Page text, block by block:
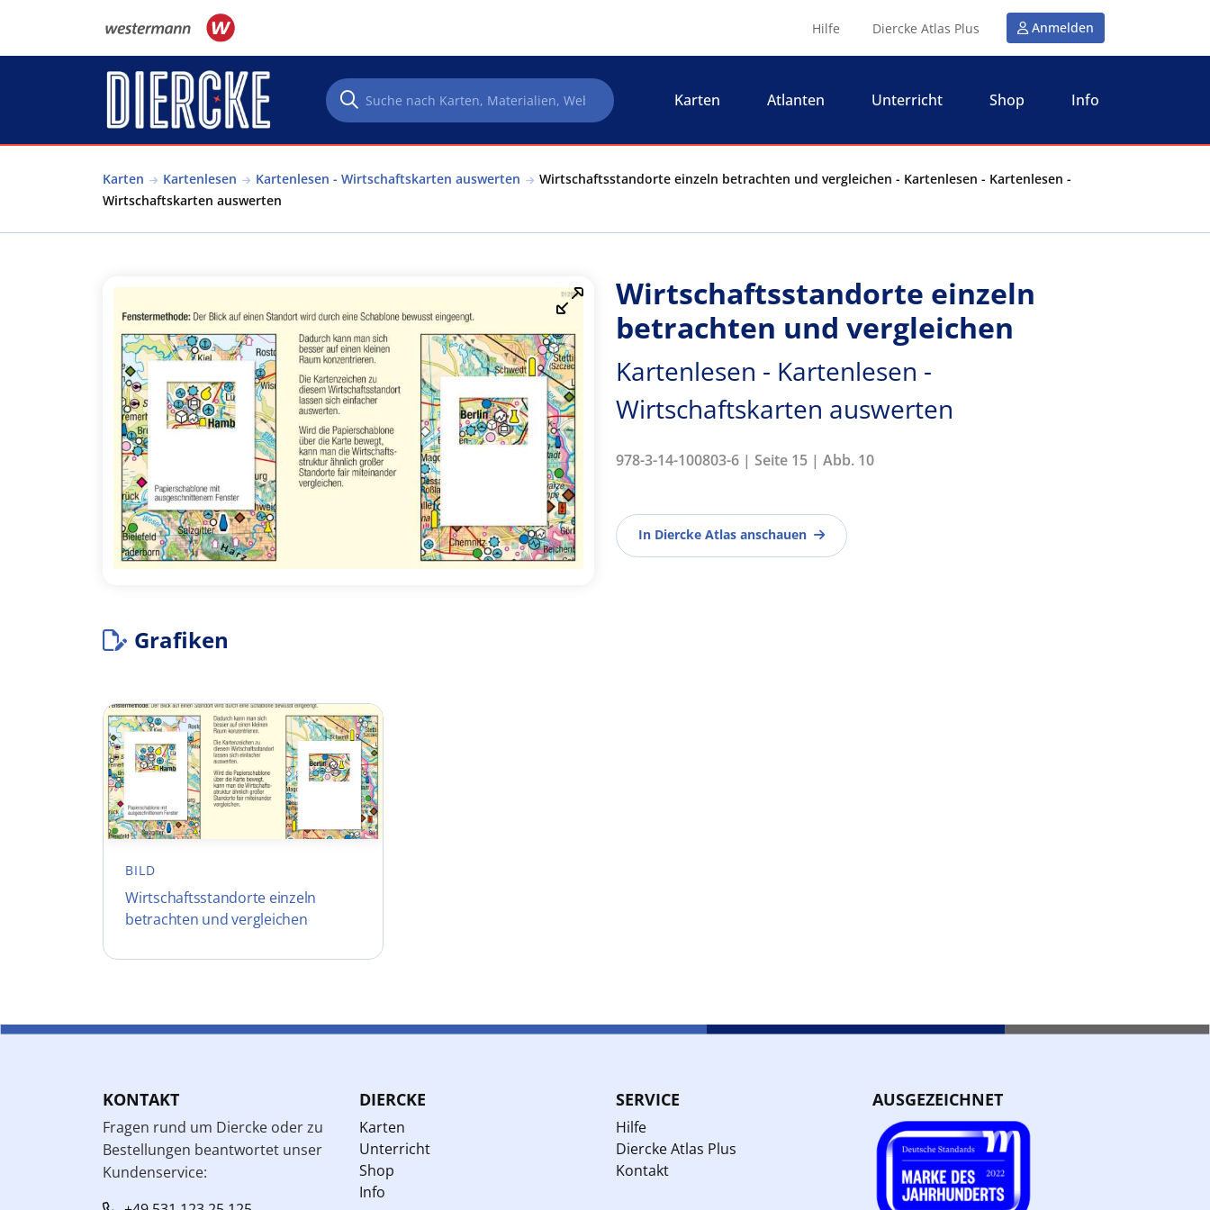
Hilfe Diercke Atlas Plus Anmelden
Karten Atlanten Unterricht Shop Info
Karten Kartenlesen Kartenlesen - Wirtschaftskarten auswerten
Wirtschaftsstandorte einzeln betrachten und vergleichen - Kartenlesen - Kartenlesen -
Wirtschaftskarten auswerten
Wirtschaftsstandorte einzeln
betrachten und vergleichen
Kartenlesen - Kartenlesen -
Wirtschaftskarten auswerten
978-3-14-100803-6 | Seite 15 | Abb. 10
In Diercke Atlas anschauen
Grafiken
BILD
Wirtschaftsstandorte einzeln
betrachten und vergleichen
KONTAKT
Fragen rund um Diercke oder zu
Bestellungen beantwortet unser
Kundenservice:
DIERCKE
Karten
Unterricht
Shop
Info
SERVICE
Hilfe
Diercke Atlas Plus
Kontakt
AUSGEZEICHNET